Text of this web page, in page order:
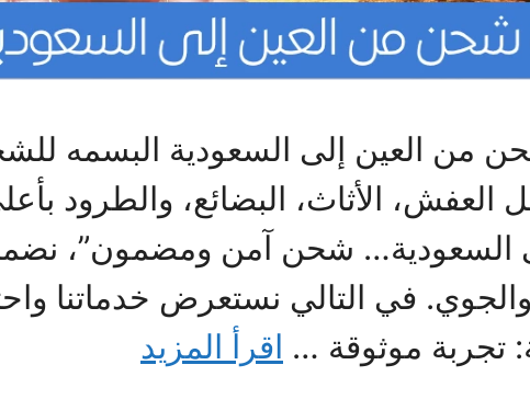
من العين إلى السعودية البسمه
الأثاث، البضائع، والطرود
السعودية… شحن آمن ومضمون”،
في التالي نستعرض خدماتنا
تجربة موثوقة … اقرأ المزيد